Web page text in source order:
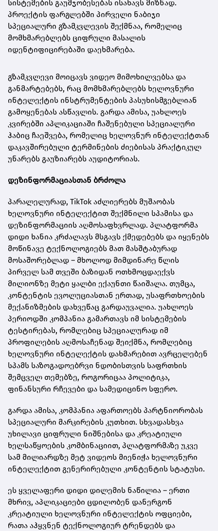
სისტემების გაუმჯობესებას ისახავს მიზნად.
პროექტის ფარგლებში პირველი ნაბიჯი
სპეციალური გზამკვლევის შექმნაა, რომელიც
მომხმარებლებს ციფრული მასალის
იდენტიფიცირებაში დაეხმარება.
გზამკვლევი მოიცავს ვიდეო მიმოხილვებსა და
განმარტებებს, რაც მომხმარებლებს ხელოვნური
ინტელექტის ინსტრუმენტების პასუხისმგებლიან
გამოყენებას ასწავლის. გარდა ამისა, უახლოეს
კვირებში აპლიკაციაში ჩაშენებული სპეციალური
ჰაბიც ჩაეშვება, რომელიც ხელოვნურ ინტელექტთან
დაკავშირებული ტერმინების ძიებისას პრაქტიკულ
უნარებს გაუზიარებს აუდიტორიას.
დეზინფორმაციასთან ბრძოლა
პარალელურად, TikTok აძლიერებს მუშაობას
ხელოვნური ინტელექტით შექმნილი სპამისა და
დეზინფორმაციის აღმოსაფხვრლად. პლატფორმა
დიდი ხანია კრძალავს მსგავს ქმედებებს და იყენებს
მოწინავე ტექნოლოგიებს მათ მასშტაბურად
მოსაშორებლად – მხოლოდ მიმდინარე წლის
პირველ სამ თვეში ბაზიდან ოთხმოცდაექვს
მილიონზე მეტი ყალბი ექაუნთი წაიშალა. თუმცა,
კონტენტის ევოლუციასთან ერთად, უსაფრთხოების
მექანიზმების დახვეწაც გარდაუვალია. უახლოეს
პერიოდში კომპანია გამართავს იმ სისტემების
ტესტირებას, რომლებიც სპეციალურად იმ
პროფილების აღმოსაჩენად შეიქმნა, რომლებიც
ხელოვნური ინტელექტის დახმარებით ავრცელებენ
სპამს საზოგადოებრვი ნდობისთვის საფრთხის
შემცველ თემებზე, როგორიცაა პოლიტიკა,
ფინანსური რჩევები და სამედიცინო სფერო.
გარდა ამისა, კომპანია აფართოებს პარტნიორობას
სპეციალური მარკირების კუთხით. სხვადასხვა
უხილავი ციფრული ნიშნებისა და კრეატიული
ხელსაწყოების კომბინაციით, პლატფორმაზე უკვე
სამ მილიარდზე მეტ ვიდეოს მიენიჭა ხელოვნური
ინტელექტით გენერირებული კონტენტის სტატუსი.
ეს ყველაფერი დიდი დილემის ნაწილია – ერთი
მხრივ, აპლიკაციები ცდილობენ დანერგონ
კრეატიული ხელოვნური ინტელექტის ოფციები,
რათა აჰყვნენ ტექნოლოგიურ ტრენდებს და